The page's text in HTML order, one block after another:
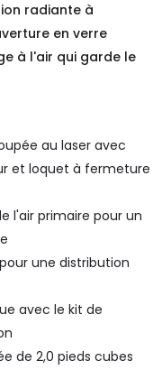
radiante à
en verre
à l'air qui garde le
au laser avec
et loquet à fermeture
l'air primaire pour un
une distribution
avec le kit de
de 2,0 pieds cubes